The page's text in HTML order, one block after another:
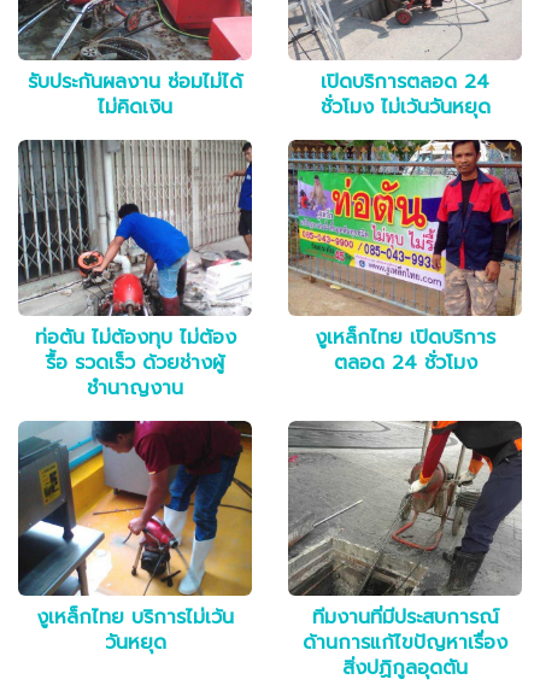
รับประกันผลงาน ซ่อมไม่ได้
ไม่คิดเงิน
เปิดบริการตลอด 24
ชั่วโมง ไม่เว้นวันหยุด
ท่อตัน ไม่ต้องทุบ ไม่ต้อง
รื้อ รวดเร็ว ด้วยช่างผู้
ชำนาญงาน
งูเหล็กไทย เปิดบริการ
ตลอด 24 ชั่วโมง
งูเหล็กไทย บริการไม่เว้น
วันหยุด
ทีมงานที่มีประสบการณ์
ด้านการแก้ไขปัญหาเรื่อง
สิ่งปฏิกูลอุดตัน